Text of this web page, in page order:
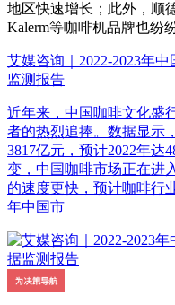
地区快速增长；此外，顺
Kalerm等咖啡机品牌也纷
艾媒咨询｜2022-2023年
监测报告
近年来，中国咖啡文化盛
者的热烈追捧。数据显示
3817亿元，预计2022年达
变，中国咖啡市场正在进
的速度更快，预计咖啡行
年中国市